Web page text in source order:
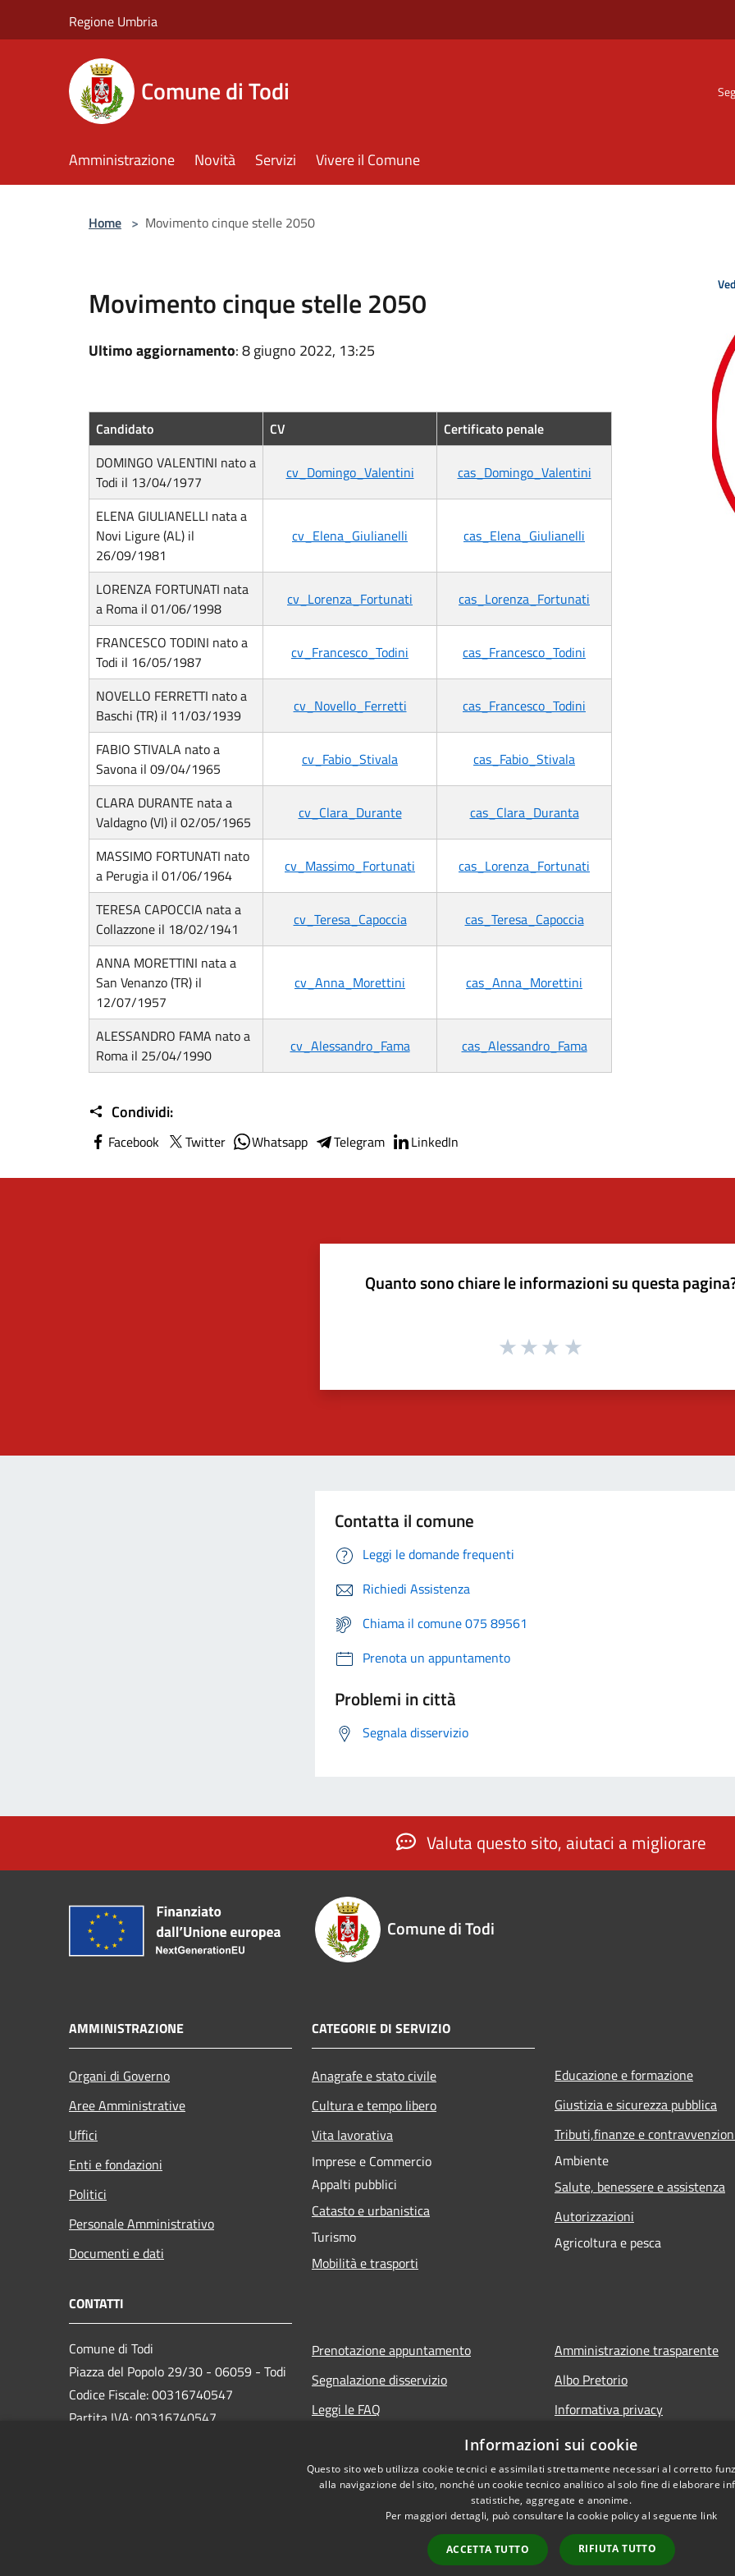
Regione Umbria
Comune di Todi
Amministrazione Novità Servizi Vivere il Comune
Home > Movimento cinque stelle 2050
Movimento cinque stelle 2050
Ultimo aggiornamento: 8 giugno 2022, 13:25
Candidato CV
Certificato penale
DOMINGO VALENTINI nato a
Todi il 13/04/1977
cv_Domingo_Valentini cas_Domingo_Valentini
ELENA GIULIANELLI nata a
Novi Ligure (AL) il
26/09/1981
cv_Elena_Giulianelli cas_Elena_Giulianelli
LORENZA FORTUNATI nata
a Roma il 01/06/1998
cv_Lorenza_Fortunati cas_Lorenza_Fortunati
FRANCESCO TODINI nato a
Todi il 16/05/1987
cv_Francesco_Todini cas_Francesco_Todini
NOVELLO FERRETTI nato a
Baschi (TR) il 11/03/1939
cv_Novello_Ferretti cas_Francesco_Todini
FABIO STIVALA nato a
Savona il 09/04/1965
cv_Fabio_Stivala cas_Fabio_Stivala
CLARA DURANTE nata a
Valdagno (VI) il 02/05/1965
cv_Clara_Durante cas_Clara_Duranta
MASSIMO FORTUNATI nato
a Perugia il 01/06/1964
cv_Massimo_Fortunati cas_Lorenza_Fortunati
TERESA CAPOCCIA nata a
Collazzone il 18/02/1941
cv_Teresa_Capoccia cas_Teresa_Capoccia
ANNA MORETTINI nata a
San Venanzo (TR) il
12/07/1957
cv_Anna_Morettini cas_Anna_Morettini
ALESSANDRO FAMA nato a
Roma il 25/04/1990
cv_Alessandro_Fama cas_Alessandro_Fama
Condividi:
Facebook Twitter Whatsapp Telegram LinkedIn
Quanto sono chiare le informazioni su questa
Contatta il comune
Leggi le domande frequenti
Richiedi Assistenza
Chiama il comune 075 89561
Prenota un appuntamento
Problemi in città
Segnala disservizio
Valuta questo sito, aiutaci a migliorare
Comune di Todi
AMMINISTRAZIONE
Organi di Governo
Aree Amministrative
Uffici
Enti e fondazioni
Politici
Personale Amministrativo
Documenti e dati
CATEGORIE DI SERVIZIO
Anagrafe e stato civile
Cultura e tempo libero
Vita lavorativa
Imprese e Commercio
Appalti pubblici
Catasto e urbanistica
Turismo
Mobilità e trasporti
Educazione e formazione
Giustizia e sicurezza pubblica
Tributi,finanze e
Ambiente
Salute, benessere e assistenza
Autorizzazioni
Agricoltura e pesca
CONTATTI
Comune di Todi
Piazza del Popolo 29/30 - 06059 - Todi
Codice Fiscale: 00316740547
Partita IVA: 00316740547
Prenotazione appuntamento
Segnalazione disservizio
Leggi le FAQ
Amministrazione trasparente
Albo Pretorio
Informativa privacy
Note legali
Dichiarazione di accessibilità
Informazioni sui cookie
Questo sito web utilizza cookie tecnici e assimilati strettamente necessari al corretto
alla navigazione del sito, nonché un cookie tecnico analitico al solo fine di elaborare
statistiche, aggregate e anonime.
Per maggiori dettagli, può consultare la cookie policy al seguente link
ACCETTA TUTTO RIFIUTA TUTTO